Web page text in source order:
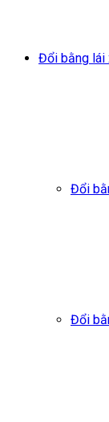
Đổi bằng lái
Đổi
Đổi